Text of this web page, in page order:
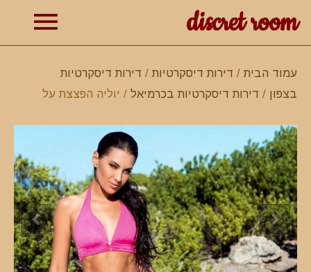
discret room
עמוד הבית / דירות דיסקרטיות / דירות דיסקרטיות
בצפון / דירות דיסקרטיות בכרמיאל / יוליה הפצצת על